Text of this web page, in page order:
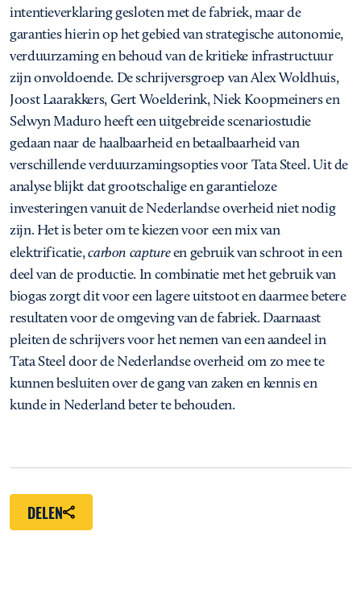
intentieverklaring gesloten met de fabriek, maar de
garanties hierin op het gebied van strategische autonomie,
verduurzaming en behoud van de kritieke infrastructuur
zijn onvoldoende. De schrijversgroep van Alex Woldhuis,
Joost Laarakkers, Gert Woelderink, Niek Koopmeiners en
Selwyn Maduro heeft een uitgebreide scenariostudie
gedaan naar de haalbaarheid en betaalbaarheid van
verschillende verduurzamingsopties voor Tata Steel. Uit de
analyse blijkt dat grootschalige en garantieloze
investeringen vanuit de Nederlandse overheid niet nodig
zijn. Het is beter om te kiezen voor een mix van
elektrificatie,carbon captureen gebruik van schroot in een
deel van de productie. In combinatie met het gebruik van
biogas zorgt dit voor een lagere uitstoot en daarmee betere
resultaten voor de omgeving van de fabriek. Daarnaast
pleiten de schrijvers voor het nemen van een aandeel in
Tata Steel door de Nederlandse overheid om zo mee te
kunnen besluiten over de gang van zaken en kennis en
kunde in Nederland beter te behouden.
DELEN